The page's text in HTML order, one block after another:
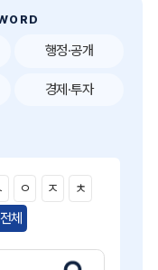
터&통계
ㅇ ㅈ
ㅊ
전체
행정·공개
경제·투자